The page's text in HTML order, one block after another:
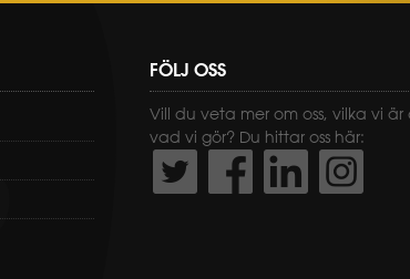
FÖLJ OSS
Vill du veta mer om oss, vilka vi är
vad vi gör? Du hittar oss här: